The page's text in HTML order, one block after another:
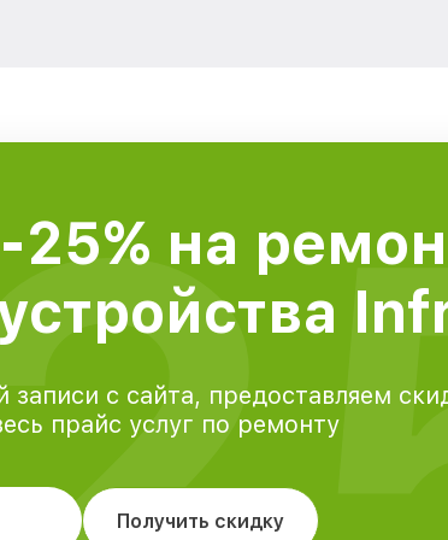
25% на
записи с сайта, предоставляем
прайс услуг по ремонту
Получить скидку